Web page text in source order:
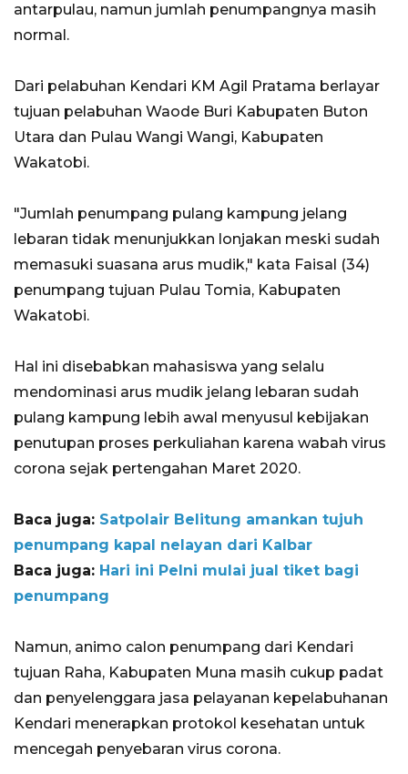
antarpulau, namun jumlah penumpangnya masih
normal.
Dari pelabuhan Kendari KM Agil Pratama berlayar
tujuan pelabuhan Waode Buri Kabupaten Buton
Utara dan Pulau Wangi Wangi, Kabupaten
Wakatobi.
"Jumlah penumpang pulang kampung jelang
lebaran tidak menunjukkan lonjakan meski sudah
memasuki suasana arus mudik," kata Faisal (34)
penumpang tujuan Pulau Tomia, Kabupaten
Wakatobi.
Hal ini disebabkan mahasiswa yang selalu
mendominasi arus mudik jelang lebaran sudah
pulang kampung lebih awal menyusul kebijakan
penutupan proses perkuliahan karena wabah virus
corona sejak pertengahan Maret 2020.
Baca juga: Satpolair Belitung amankan tujuh
penumpang kapal nelayan dari Kalbar
Baca juga: Hari ini Pelni mulai jual tiket bagi
penumpang
Namun, animo calon penumpang dari Kendari
tujuan Raha, Kabupaten Muna masih cukup padat
dan penyelenggara jasa pelayanan kepelabuhanan
Kendari menerapkan protokol kesehatan untuk
mencegah penyebaran virus corona.